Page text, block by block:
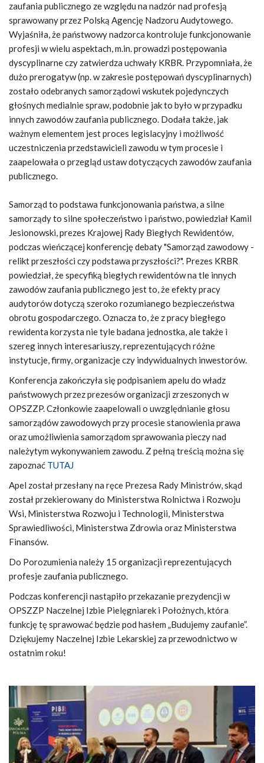
zaufania publicznego ze względu na nadzór nad profesją
sprawowany przez Polską Agencję Nadzoru Audytowego.
Wyjaśniła, że państwowy nadzorca kontroluje funkcjonowanie
profesji w wielu aspektach, m.in. prowadzi postępowania
dyscyplinarne czy zatwierdza uchwały KRBR. Przypomniała, że
dużo prerogatyw (np. w zakresie postępowań dyscyplinarnych)
zostało odebranych samorządowi wskutek pojedynczych
głośnych medialnie spraw, podobnie jak to było w przypadku
innych zawodów zaufania publicznego. Dodała także, jak
ważnym elementem jest proces legislacyjny i możliwość
uczestniczenia przedstawicieli zawodu w tym procesie i
zaapelowała o przegląd ustaw dotyczących zawodów zaufania
publicznego.
Samorząd to podstawa funkcjonowania państwa, a silne
samorządy to silne społeczeństwo i państwo, powiedział Kamil
Jesionowski, prezes Krajowej Rady Biegłych Rewidentów,
podczas wieńczącej konferencję debaty "Samorząd zawodowy -
relikt przeszłości czy podstawa przyszłości?". Prezes KRBR
powiedział, że specyfiką biegłych rewidentów na tle innych
zawodów zaufania publicznego jest to, że efekty pracy
audytorów dotyczą szeroko rozumianego bezpieczeństwa
obrotu gospodarczego. Oznacza to, że z pracy biegłego
rewidenta korzysta nie tyle badana jednostka, ale także i
szereg innych interesariuszy, reprezentujących różne
instytucje, firmy, organizacje czy indywidualnych inwestorów.
Konferencja zakończyła się podpisaniem apelu do władz
państwowych przez prezesów organizacji zrzeszonych w
OPSZZP. Członkowie zaapelowali o uwzględnianie głosu
samorządów zawodowych przy procesie stanowienia prawa
oraz umożliwienia samorządom sprawowania pieczy nad
należytym wykonywaniem zawodu. Z pełną treścią można się
zapoznać TUTAJ
Apel został przesłany na ręce Prezesa Rady Ministrów, skąd
został przekierowany do Ministerstwa Rolnictwa i Rozwoju
Wsi, Ministerstwa Rozwoju i Technologii, Ministerstwa
Sprawiedliwości, Ministerstwa Zdrowia oraz Ministerstwa
Finansów.
Do Porozumienia należy 15 organizacji reprezentujących
profesje zaufania publicznego.
Podczas konferencji nastąpiło przekazanie prezydencji w
OPSZZP Naczelnej Izbie Pielęgniarek i Położnych, która
funkcję tę sprawować będzie pod hasłem „Budujemy zaufanie”.
Dziękujemy Naczelnej Izbie Lekarskiej za przewodnictwo w
ostatnim roku!